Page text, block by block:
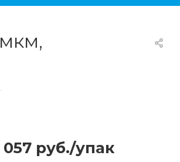
057 руб./упак